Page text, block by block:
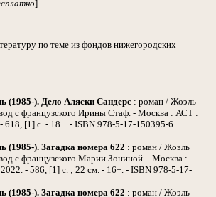
]
по теме из фондов нижегородских
(1985-). Дело Аляски Сандерс : роман / Жоэль
с французского Ирины Стаф. - Москва : АСТ :
- 618, [1] с. - 18+. - ISBN 978-5-17-150395-6.
(1985-). Загадка номера 622 : роман / Жоэль
с французского Марии Зониной. - Москва :
- 586, [1] с. ; 22 см. - 16+. - ISBN 978-5-17-
(1985-). Загадка номера 622 : роман / Жоэль